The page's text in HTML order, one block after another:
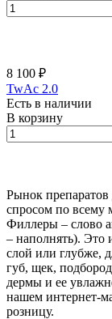
8 100 ₽
TwAc 2.0
Есть в наличии
В корзину
Рынок препаратов
спросом по всему
Филлеры – слово
– наполнять).
слой или глубже,
губ, щек,
дермы и ее
нашем интернет-
розницу.